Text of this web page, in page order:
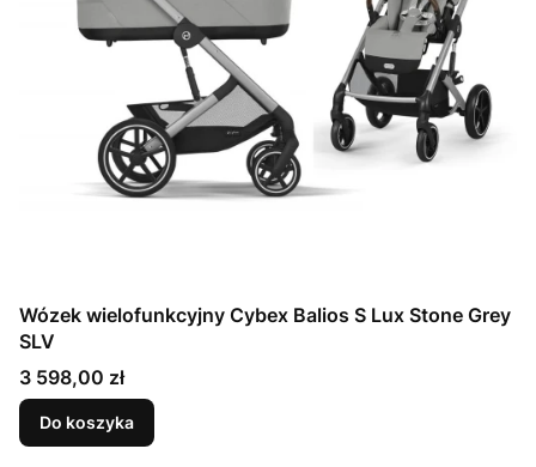
Wózek wielofunkcyjny Cybex Balios S Lux Stone Grey
SLV
Cena
3 598,00 zł
Do koszyka